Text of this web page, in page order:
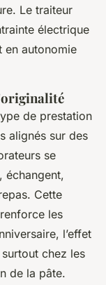
Le traiteur
électrique
en autonomie
de prestation
alignés sur des
se
échangent,
Cette
les
l’effet
chez les
de la pâte.